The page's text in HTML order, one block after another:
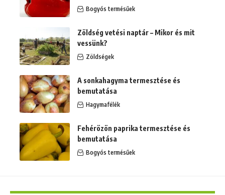
Bogyós termésűek
Zöldség vetési naptár – Mikor és mit
vessünk?
Zöldségek
A sonkahagyma termesztése és
bemutatása
Hagymafélék
Fehérözön paprika termesztése és
bemutatása
Bogyós termésűek